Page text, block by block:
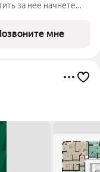
за нее начнете
ограничен.мне